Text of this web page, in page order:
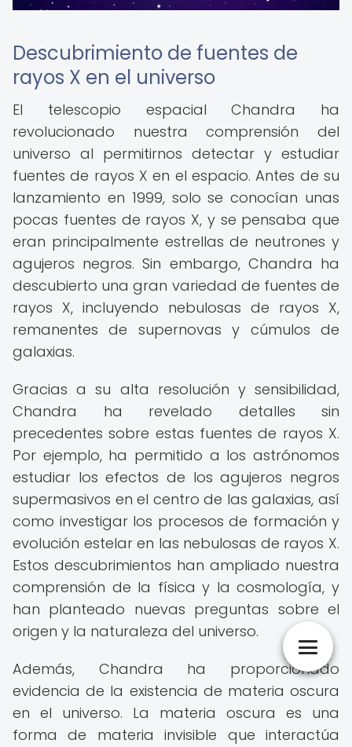
Descubrimiento de fuentes de
rayos X en el universo
El telescopio espacial Chandra ha
revolucionado nuestra comprensión del
universo al permitirnos detectar y estudiar
fuentes de rayos X en el espacio. Antes de su
lanzamiento en 1999, solo se conocían unas
pocas fuentes de rayos X, y se pensaba que
eran principalmente estrellas de neutrones y
agujeros negros. Sin embargo, Chandra ha
descubierto una gran variedad de fuentes de
rayos X, incluyendo nebulosas de rayos X,
remanentes de supernovas y cúmulos de
galaxias.
Gracias a su alta resolución y sensibilidad,
Chandra ha revelado detalles sin
precedentes sobre estas fuentes de rayos X.
Por ejemplo, ha permitido a los astrónomos
estudiar los efectos de los agujeros negros
supermasivos en el centro de las galaxias, así
como investigar los procesos de formación y
evolución estelar en las nebulosas de rayos X.
Estos descubrimientos han ampliado nuestra
comprensión de la física y la cosmología, y
han planteado nuevas preguntas sobre el
origen y la naturaleza del universo.
Además, Chandra ha proporcionado
evidencia de la existencia de materia oscura
en el universo. La materia oscura es una
forma de materia invisible que interactúa